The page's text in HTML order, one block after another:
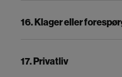
16. Klager eller
17. Privatliv